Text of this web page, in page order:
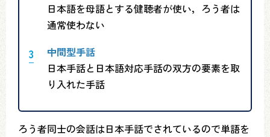
日本語を母語とする健聴者が使い，ろう者は
通常使わない
中間型手話
日本手話と日本語対応手話の双方の要素を取
り入れた手話
ろう者同士の会話は日本手話でされているので単語を